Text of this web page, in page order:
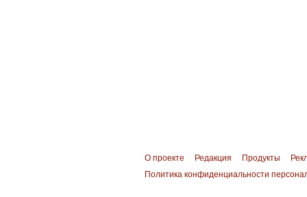
О проекте Редакция Продукты
Политика конфиденциальности